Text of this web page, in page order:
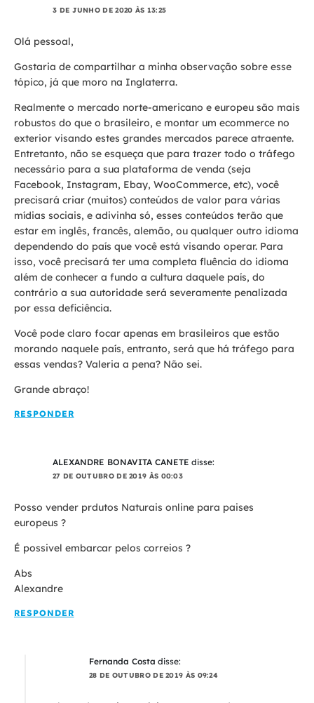
3 DE JUNHO DE 2020 ÀS 13:25
Olá pessoal,
Gostaria de compartilhar a minha observação sobre esse
tópico, já que moro na Inglaterra.
Realmente o mercado norte-americano e europeu são mais
robustos do que o brasileiro, e montar um ecommerce no
exterior visando estes grandes mercados parece atraente.
Entretanto, não se esqueça que para trazer todo o tráfego
necessário para a sua plataforma de venda (seja
Facebook, Instagram, Ebay, WooCommerce, etc), você
precisará criar (muitos) conteúdos de valor para várias
mídias sociais, e adivinha só, esses conteúdos terão que
estar em inglês, francês, alemão, ou qualquer outro idioma
dependendo do país que você está visando operar. Para
isso, você precisará ter uma completa fluência do idioma
além de conhecer a fundo a cultura daquele país, do
contrário a sua autoridade será severamente penalizada
por essa deficiência.
Você pode claro focar apenas em brasileiros que estão
morando naquele país, entranto, será que há tráfego para
essas vendas? Valeria a pena? Não sei.
Grande abraço!
RESPONDER
ALEXANDRE BONAVITA CANETE disse:
27 DE OUTUBRO DE 2019 ÀS 00:03
Posso vender prdutos Naturais online para paises
europeus ?
É possivel embarcar pelos correios ?
Abs
Alexandre
RESPONDER
Fernanda Costa disse:
28 DE OUTUBRO DE 2019 ÀS 09:24